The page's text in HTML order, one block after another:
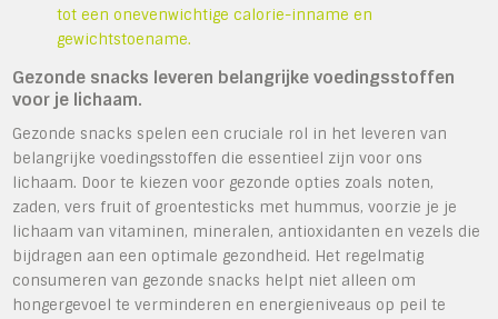
tot een onevenwichtige calorie-inname en
gewichtstoename.
Gezonde snacks leveren belangrijke voedingsstoffen
voor je lichaam.
Gezonde snacks spelen een cruciale rol in het leveren van
belangrijke voedingsstoffen die essentieel zijn voor ons
lichaam. Door te kiezen voor gezonde opties zoals noten,
zaden, vers fruit of groentesticks met hummus, voorzie je je
lichaam van vitaminen, mineralen, antioxidanten en vezels die
bijdragen aan een optimale gezondheid. Het regelmatig
consumeren van gezonde snacks helpt niet alleen om
hongergevoel te verminderen en energieniveaus op peil te